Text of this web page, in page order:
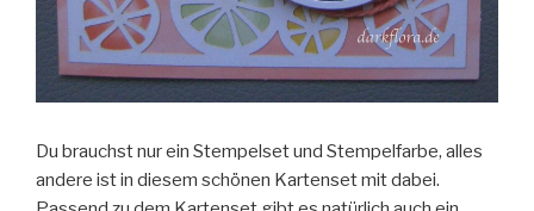
Du brauchst nur ein Stempelset und Stempelfarbe, alles
andere ist in diesem schönen Kartenset mit dabei.